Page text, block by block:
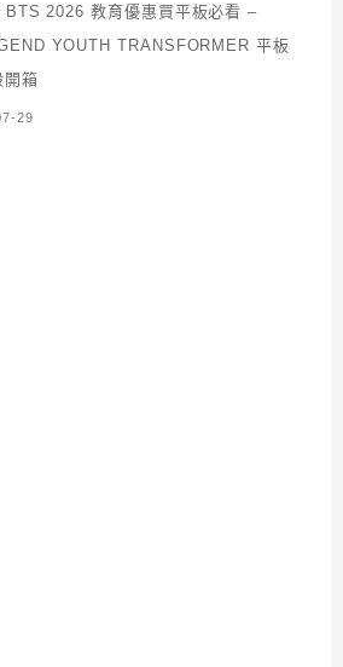
BTS 2026 教育優惠買平板必看 –
YOUTH TRANSFORMER 平板
開箱
29